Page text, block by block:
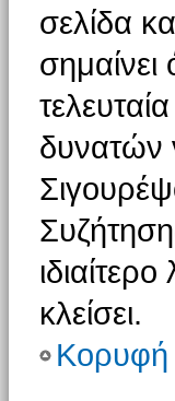
σελίδα
σημαίνει
δυνατών
κλείσει.
Κορυφή